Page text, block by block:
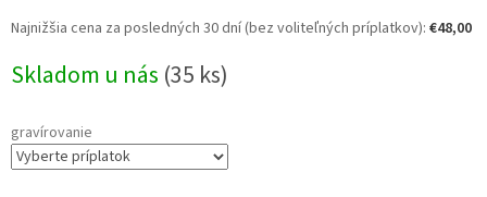
Jednotková
cena:
Najnižšia cena za posledných 30 dní (bez voliteľných príplatkov): €48,00
Skladom u nás (35 ks)
gravírovanie